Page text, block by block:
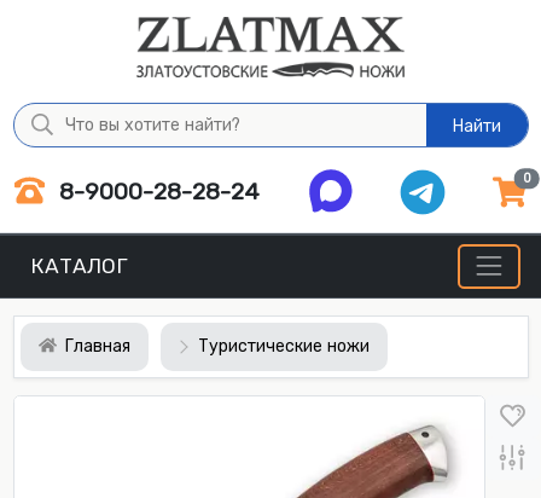
Найти
8-9000-28-28-24 0
КАТАЛОГ
Главная Туристические ножи